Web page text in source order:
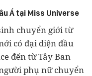
Á tại Miss Universe
chuyển giới từ
có đại diện đầu
đến từ Tây Ban
phụ nữ chuyển